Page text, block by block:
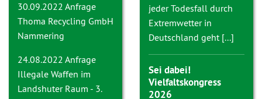
30.09.2022 Anfrage
Thoma Recycling GmbH
Nammering
24.08.2022 Anfrage
Illegale Waffen im
Landshuter Raum - 3.
jeder Todesfall durch
Extremwetter in
Deutschland geht [...]
Sei dabei!
Vielfaltskongress
2026